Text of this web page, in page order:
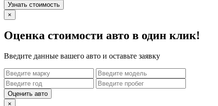
Узнать стоимость
×
Оценка стоимости авто в один клик!
Введите данные вашего авто и оставьте заявку
Оценить авто
×